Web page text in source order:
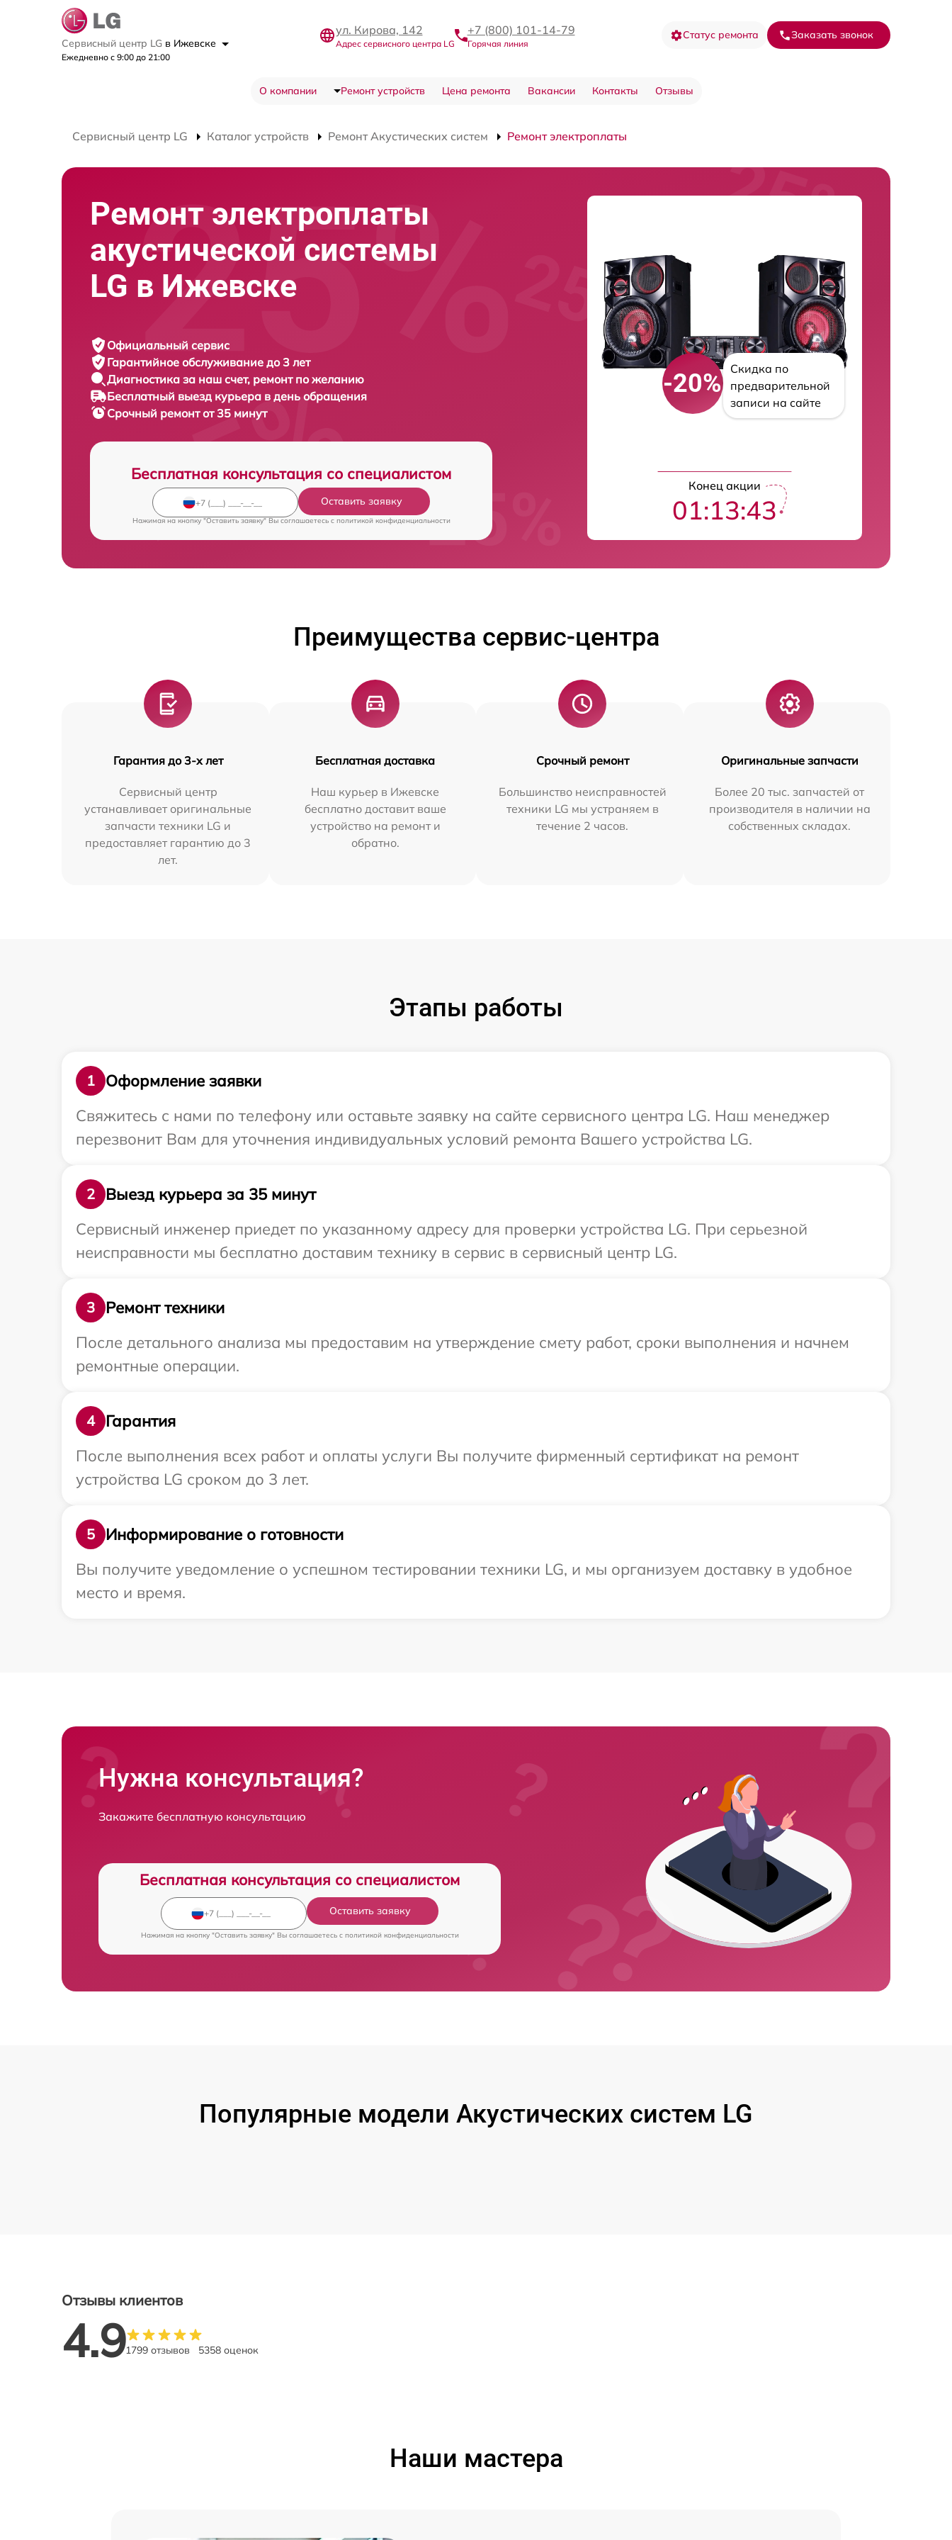
Сервисный центр LG в Ижевске
Ежедневно с 9:00 до 21:00
ул. Кирова, 142
Адрес сервисного центра LG
+7 (800) 101-14-79
Горячая линия
Статус ремонта Заказать звонок
О компании Ремонт устройств Цена ремонта Вакансии Контакты Отзывы
Сервисный центр LG Каталог устройств Ремонт Акустических систем Ремонт электроплаты
Ремонт электроплаты
акустической системы
LG в Ижевске
Официальный сервис
Гарантийное обслуживание до 3 лет
Диагностика за наш счет, ремонт по желанию
Бесплатный выезд курьера в день обращения
Срочный ремонтот 35 минут
Бесплатная консультация со специалистом
Оставить заявку
Нажимая на кнопку "Оставить заявку" Вы соглашаетесь c политикой конфиденциальности
-20%
Скидка по
предварительной
записи на сайте
Конец акции
01:13:42
Преимущества сервис-центра
Гарантия до 3-х лет
Сервисный центр
устанавливает оригинальные
запчасти техники LG и
предоставляет гарантию до 3
лет.
Бесплатная доставка
Наш курьер в Ижевске
бесплатно доставит ваше
устройство на ремонт и
обратно.
Срочный ремонт
Большинство неисправностей
техники LG мы устраняем в
течение 2 часов.
Оригинальные запчасти
Более 20 тыс. запчастей от
производителя в наличии на
собственных складах.
Этапы работы
1
Оформление заявки
Свяжитесь с нами по телефону или оставьте заявку на сайте сервисного центра LG. Наш менеджер
перезвонит Вам для уточнения индивидуальных условий ремонта Вашего устройства LG.
2
Выезд курьера за 35 минут
Сервисный инженер приедет по указанному адресу для проверки устройства LG. При серьезной
неисправности мы бесплатно доставим технику в сервис в сервисный центр LG.
3
Ремонт техники
После детального анализа мы предоставим на утверждение смету работ, сроки выполнения и начнем
ремонтные операции.
4
Гарантия
После выполнения всех работ и оплаты услуги Вы получите фирменный сертификат на ремонт
устройства LG сроком до 3 лет.
5
Информирование о готовности
Вы получите уведомление о успешном тестировании техники LG, и мы организуем доставку в удобное
место и время.
Нужна консультация?
Закажите бесплатную консультацию
Бесплатная консультация со специалистом
Оставить заявку
Нажимая на кнопку "Оставить заявку" Вы соглашаетесь c политикой конфиденциальности
Популярные модели Акустических систем LG
Отзывы клиентов
4.91799 отзывов 5358 оценок
Наши мастера